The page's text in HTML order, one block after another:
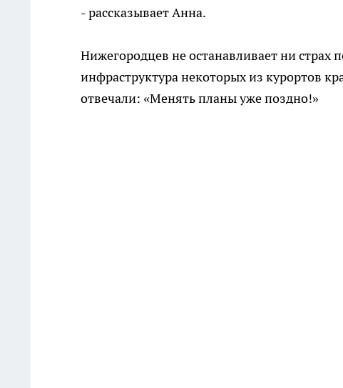
- рассказывает Анна.
Нижегородцев не останавливает ни страх
инфраструктура некоторых из курортов
отвечали: «Менять планы уже поздно!»